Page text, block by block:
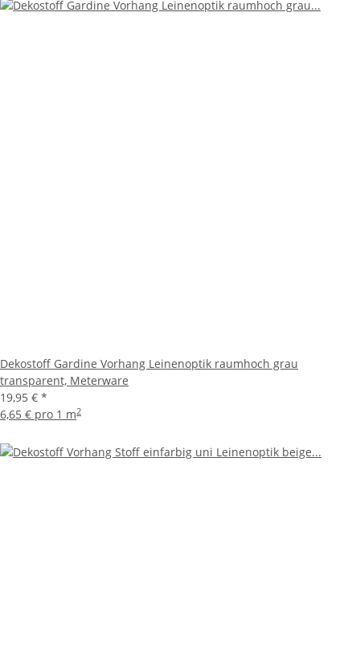
Dekostoff Gardine Vorhang Leinenoptik raumhoch grau
transparent, Meterware
19,95 € *
6,65 € pro 1 m2